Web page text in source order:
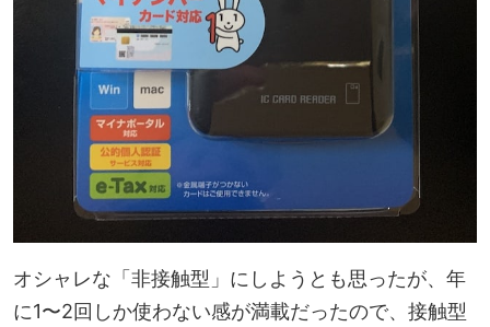
オシャレな「非接触型」にしようとも思ったが、年
に1〜2回しか使わない感が満載だったので、接触型